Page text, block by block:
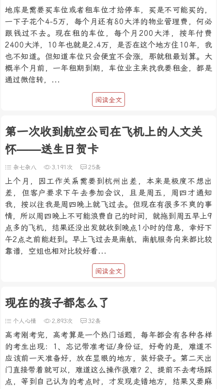
地库是需要买车位或者租车位才给停车，买是不可能买的，
一下子花个4-5万，每个月还有80大洋的物业管理费，何必
跟钱过不去。现在租的车位，每个月200大洋，按年付费
2400大洋，10年也就是2.4万，是否在这个地方住10年，我
也不知道。但知道车位只会便宜不会涨，那就租最划算。大
概半个月前，一年租期到期，车位业主来找我要租金，都是
通过微信转，...
阅读全文
第一次收到航空公司在飞机上的人文关
怀——送生日贺卡
杂七杂八 3,191次 25条
上个月，因工作关系需要到杭州出差，本来是极度不想出
差，但客户要求下午去参加会议，且是周五，周四才通知
我，按以往我是周四晚上就飞过去。但现在有很多不爽的事
情，所以周四晚上不可能浪费自己的时间，就拖到周五早上9
点多的飞机，结果还没出发就收到晚点1小时的信息，幸好下
午2点之前能赶到。早上飞过去是南航，南航服务向来都比较
靠谱，空姐也相对比较好看...
阅读全文
现在的孩子都怎么了
个人心情 2,893次 32条
高考刚考完，高考算是一个热门话题，每年都会有各种各样
的考生出现：1、忘记带准考证/身份证，好奇的是，难道不
应该前一天准备好，放在显眼的地方，装好袋子。第二天出
门直接带着就可以，难道这么操作很难？2、提前不去考场踩
点，等到自己认为的考点时，才发现走错地方，结果又要麻